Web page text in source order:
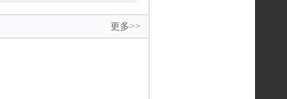
更多>>